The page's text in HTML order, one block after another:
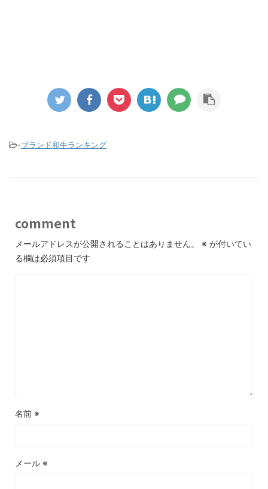
-ブランド和牛ランキング
comment
メールアドレスが公開されることはありません。 ※ が付いてい
る欄は必須項目です
名前 ※
メール ※